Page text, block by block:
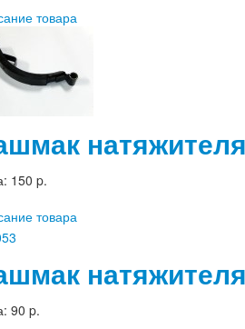
товара
150 p.
товара
90 p.